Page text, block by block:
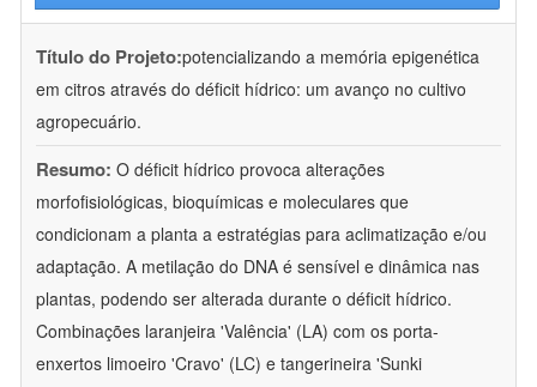
Título do Projeto:potencializando a memória epigenética
em citros através do déficit hídrico: um avanço no cultivo
agropecuário.
Resumo: O déficit hídrico provoca alterações
morfofisiológicas, bioquímicas e moleculares que
condicionam a planta a estratégias para aclimatização e/ou
adaptação. A metilação do DNA é sensível e dinâmica nas
plantas, podendo ser alterada durante o déficit hídrico.
Combinações laranjeira 'Valência' (LA) com os porta-
enxertos limoeiro 'Cravo' (LC) e tangerineira 'Sunki